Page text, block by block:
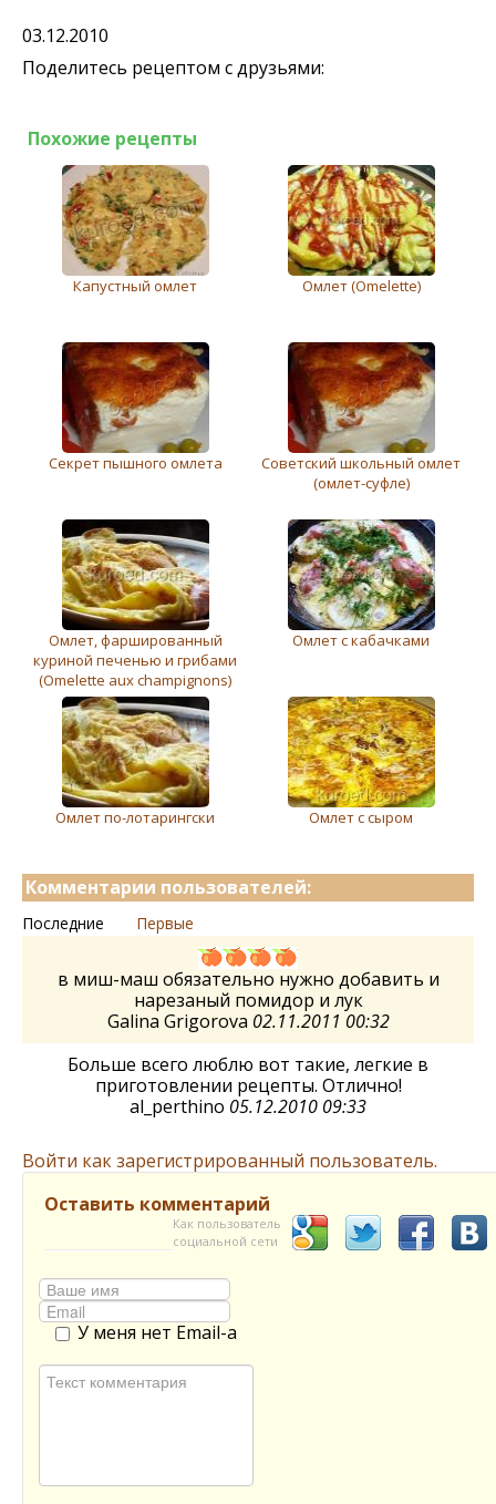
03.12.2010
Поделитесь рецептом с друзьями:
Похожие рецепты
Капустный омлет Омлет (Omelette)
Секрет пышного омлета
Советский школьный омлет
(омлет-суфле)
Омлет, фаршированный
куриной печенью и грибами
(Omelette aux champignons)
Омлет с кабачками
Омлет по-лотарингски Омлет с сыром
Комментарии пользователей:
Последние Первые
в миш-маш обязательно нужно добавить и
нарезаный помидор и лук
Galina Grigorova 02.11.2011 00:32
Больше всего люблю вот такие, легкие в
приготовлении рецепты. Отлично!
al_perthino 05.12.2010 09:33
Войти как зарегистрированный пользователь.
Оставить комментарий
Как пользователь
социальной сети
У меня нет Email-а